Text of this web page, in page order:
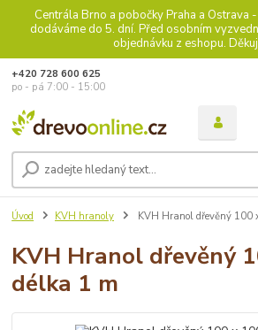
Centrála Brno a pobočky Praha a Ostrava
dodáváme do 5. dní. Před osobním
objednávku z eshopu.
+420 728 600 625
po - pá 7:00 - 15:00
Úvod KVH hranoly KVH Hranol dřevěný 100
KVH Hranol dřevěný
délka 1 m